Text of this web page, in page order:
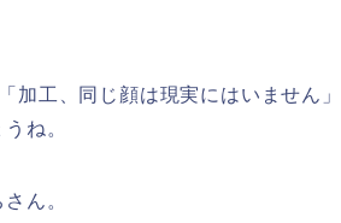
加工、同じ顔は現実にはいません
ね。
ん。